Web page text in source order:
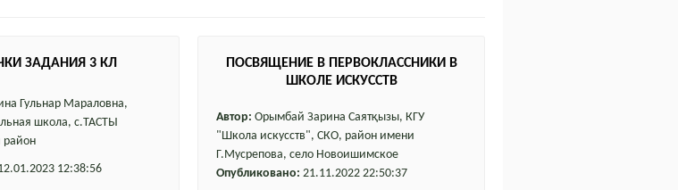
КАРТОЧКИ ЗАДАНИЯ 3 КЛ
Гульнар Мараловна,
школа, с.ТАСТЫ
район
12:38:56
ПОСВЯЩЕНИЕ В ПЕРВОКЛАССНИКИ В
ШКОЛЕ ИСКУССТВ
Автор: Орымбай Зарина Саятқызы, КГУ
"Школа искусств", СКО, район имени
Г.Мусрепова, село Новоишимское
Опубликовано: 21.11.2022 22:50:37